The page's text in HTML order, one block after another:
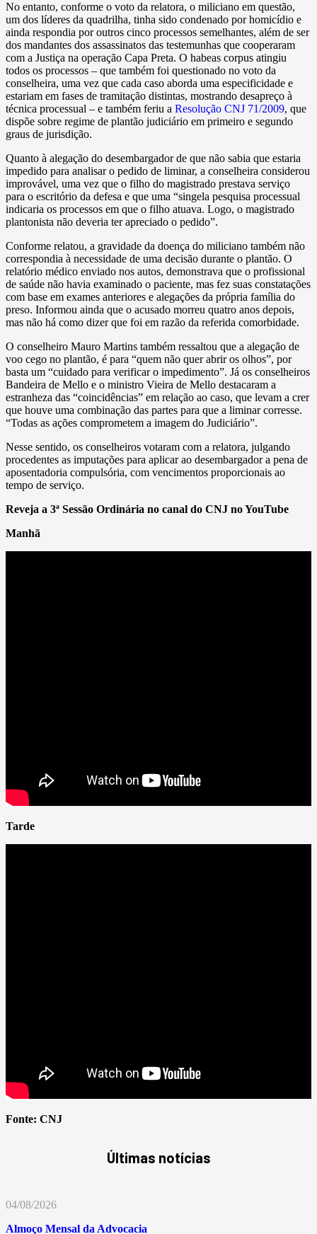
No entanto, conforme o voto da relatora, o miliciano em questão,
um dos líderes da quadrilha, tinha sido condenado por homicídio e
ainda respondia por outros cinco processos semelhantes, além de ser
dos mandantes dos assassinatos das testemunhas que cooperaram
com a Justiça na operação Capa Preta. O habeas corpus atingiu
todos os processos – que também foi questionado no voto da
conselheira, uma vez que cada caso aborda uma especificidade e
estariam em fases de tramitação distintas, mostrando desapreço à
técnica processual – e também feriu a Resolução CNJ 71/2009, que
dispõe sobre regime de plantão judiciário em primeiro e segundo
graus de jurisdição.
Quanto à alegação do desembargador de que não sabia que estaria
impedido para analisar o pedido de liminar, a conselheira considerou
improvável, uma vez que o filho do magistrado prestava serviço
para o escritório da defesa e que uma “singela pesquisa processual
indicaria os processos em que o filho atuava. Logo, o magistrado
plantonista não deveria ter apreciado o pedido”.
Conforme relatou, a gravidade da doença do miliciano também não
correspondia à necessidade de uma decisão durante o plantão. O
relatório médico enviado nos autos, demonstrava que o profissional
de saúde não havia examinado o paciente, mas fez suas constatações
com base em exames anteriores e alegações da própria família do
preso. Informou ainda que o acusado morreu quatro anos depois,
mas não há como dizer que foi em razão da referida comorbidade.
O conselheiro Mauro Martins também ressaltou que a alegação de
voo cego no plantão, é para “quem não quer abrir os olhos”, por
basta um “cuidado para verificar o impedimento”. Já os conselheiros
Bandeira de Mello e o ministro Vieira de Mello destacaram a
estranheza das “coincidências” em relação ao caso, que levam a crer
que houve uma combinação das partes para que a liminar corresse.
“Todas as ações comprometem a imagem do Judiciário”.
Nesse sentido, os conselheiros votaram com a relatora, julgando
procedentes as imputações para aplicar ao desembargador a pena de
aposentadoria compulsória, com vencimentos proporcionais ao
tempo de serviço.
Reveja a 3ª Sessão Ordinária no canal do CNJ no YouTube
Manhã
Tarde
Fonte: CNJ
Últimas notícias
04/08/2026
Almoço Mensal da Advocacia